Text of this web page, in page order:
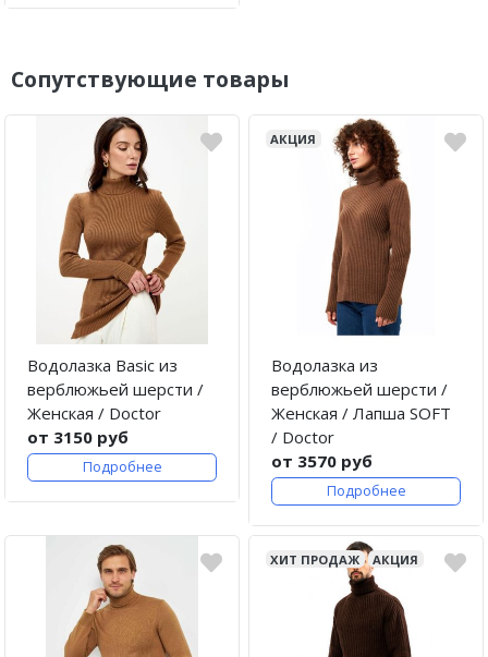
Сопутствующие товары
Водолазка Basic из
верблюжьей шерсти /
Женская / Doctor
от 3150 руб
Подробнее
АКЦИЯ
Водолазка из
верблюжьей шерсти /
Женская / Лапша SOFT
/ Doctor
от 3570 руб
Подробнее
ХИТ ПРОДАЖ АКЦИЯ